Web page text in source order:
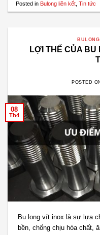
Posted in Bulong liên kết, Tin tức
LỢI THẾ CỦA BU
POSTED
08
Th4
Bu long vít inox là sự lựa
bền, chống chịu hóa chất,